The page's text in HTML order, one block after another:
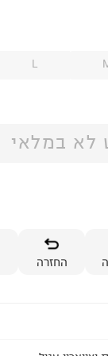
L
לא במלאי
החזרה